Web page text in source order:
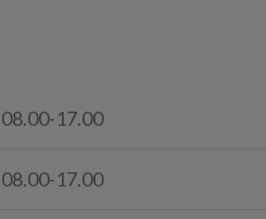
08.00-17.00
08.00-17.00